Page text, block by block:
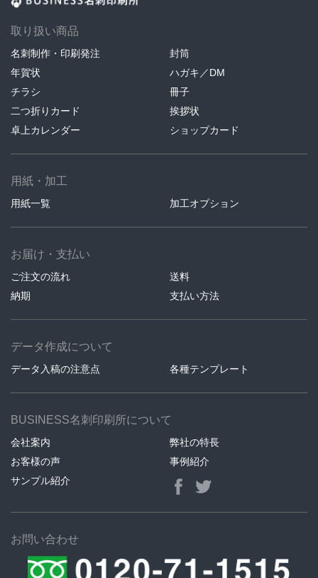
取り扱い商品
名刺制作・印刷発注
封筒
年賀状
ハガキ／DM
チラシ
冊子
二つ折りカード
挨拶状
卓上カレンダー
ショップカード
用紙・加工
用紙一覧 加工オプション
お届け・支払い
ご注文の流れ
送料
納期
支払い方法
データ作成について
データ入稿の注意点 各種テンプレート
BUSINESS名刺印刷所について
会社案内
弊社の特長
お客様の声
事例紹介
サンプル紹介
お問い合わせ